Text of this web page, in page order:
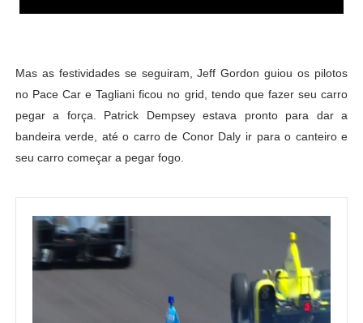
Mas as festividades se seguiram, Jeff Gordon guiou os pilotos
no Pace Car e Tagliani ficou no grid, tendo que fazer seu carro
pegar a força. Patrick Dempsey estava pronto para dar a
bandeira verde, até o carro de Conor Daly ir para o canteiro e
seu carro começar a pegar fogo.